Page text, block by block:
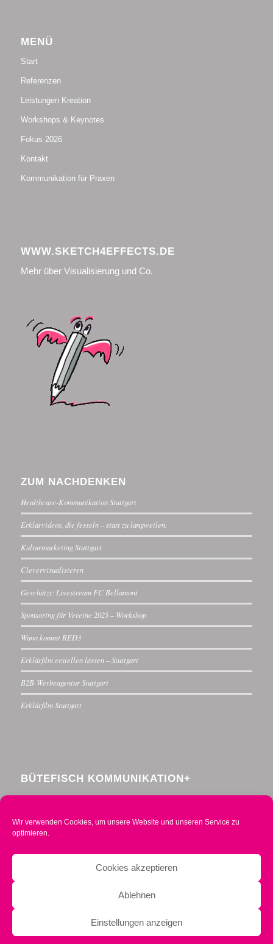
Wir verwenden Cookies, um unsere Website und unseren Service zu
optimieren.
Cookies akzeptieren
Ablehnen
Einstellungen anzeigen
MENÜ
Start
Referenzen
Leistungen Kreation
Workshops & Keynotes
Fokus 2026
Kontakt
Kommunikation für Praxen
WWW.SKETCH4EFFECTS.DE
Mehr über Visualisierung und Co.
ZUM NACHDENKEN
Healthcare-Kommunikation Stuttgart
Erklärvideos, die fesseln – statt zu langweilen.
Kulturmarketing Stuttgart
Clevervisualisieren
Geschützt: Livestream FC Bellamont
Sponsoring für Vereine 2025 – Workshop
Wann kommt RED3
Erklärfilm erstellen lassen – Stuttgart
B2B-Werbeagentur Stuttgart
Erklärfilm Stuttgart
BÜTEFISCH KOMMUNIKATION+
Menzelstraße 30
Telefon 0711 234376-0
info@buetefisch.de
© buetefisch 2020 -Enfold Theme by Kriesi